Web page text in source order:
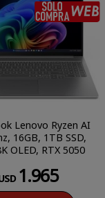
COMPRA WEB
Lenovo Ryzen AI
16GB, 1TB SSD,
OLED, RTX 5050
1.965